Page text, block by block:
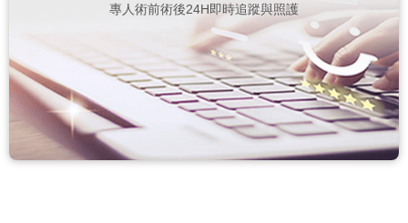
專人術前術後24H即時追蹤與照護